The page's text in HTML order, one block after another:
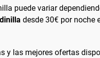
puede variar
desde 30€ por noche
y las mejores ofertas